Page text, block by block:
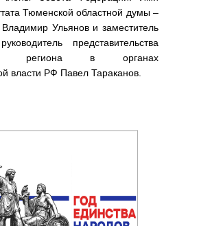
Тюменской областной думы –
Ульянов и заместитель
представительства
региона в органах
власти РФ Павел Тараканов.